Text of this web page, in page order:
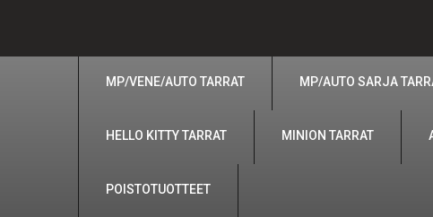
MP/VENE/AUTO TARRAT MP/AUTO SARJA
HELLO KITTY TARRAT MINION TARRAT
POISTOTUOTTEET